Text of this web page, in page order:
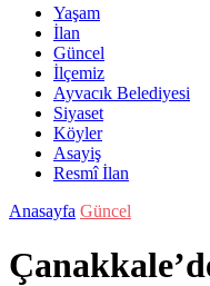
Yaşam
İlan
Güncel
İlçemiz
Ayvacık Belediyesi
Siyaset
Köyler
Asayiş
Resmî İlan
Anasayfa Güncel